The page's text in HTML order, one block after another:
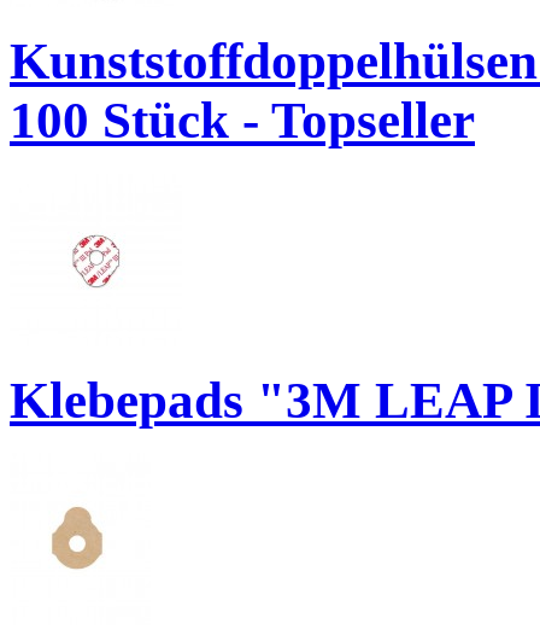
100 Stück - Topseller
Klebepads "3M LEAP